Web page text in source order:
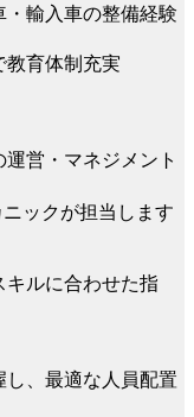
輸入車の整備経験
育体制充実
営・マネジメント
ックが担当します
キルに合わせた指
、最適な人員配置